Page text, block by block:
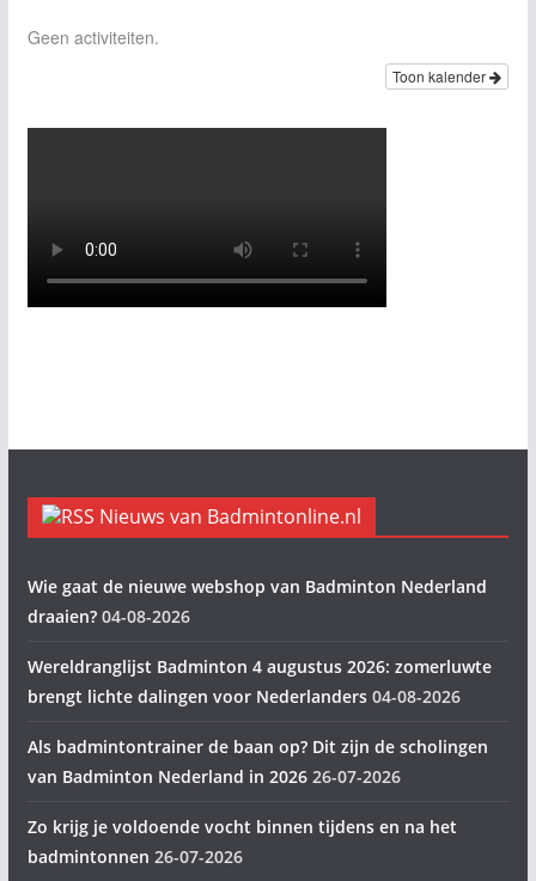
Geen activiteiten.
Toon kalender
Nieuws van Badmintonline.nl
Wie gaat de nieuwe webshop van Badminton Nederland
draaien? 04-08-2026
Wereldranglijst Badminton 4 augustus 2026: zomerluwte
brengt lichte dalingen voor Nederlanders 04-08-2026
Als badmintontrainer de baan op? Dit zijn de scholingen
van Badminton Nederland in 2026 26-07-2026
Zo krijg je voldoende vocht binnen tijdens en na het
badmintonnen 26-07-2026